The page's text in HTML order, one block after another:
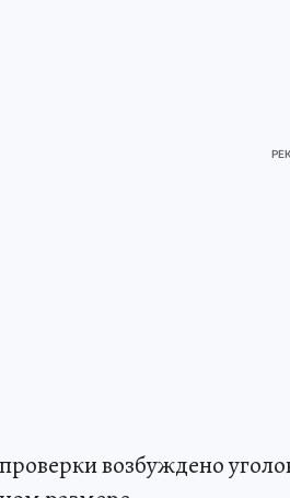
возбуждено